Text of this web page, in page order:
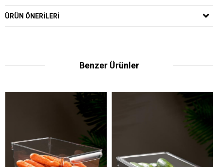
ÜRÜN ÖNERILERI
Benzer Ürünler